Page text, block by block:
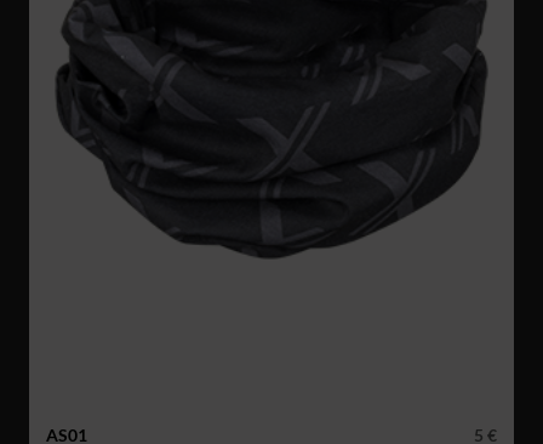
AS01
5 €